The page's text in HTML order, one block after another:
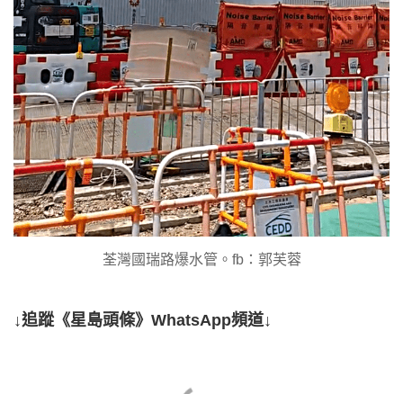
荃灣國瑞路爆水管。fb：郭芙蓉
↓追蹤《星島頭條》WhatsApp頻道↓